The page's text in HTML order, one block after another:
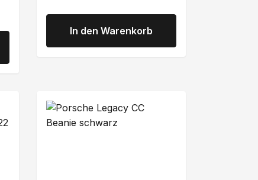
In den Warenkorb